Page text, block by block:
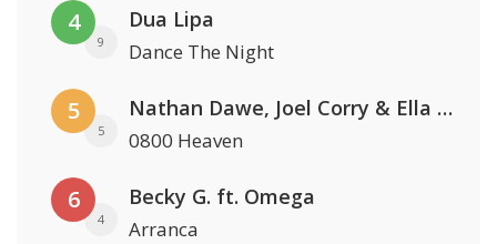
4
9
Dua Lipa
Dance The Night
5
5
Nathan Dawe, Joel Corry & Ella Henderson
0800 Heaven
6
4
Becky G. ft. Omega
Arranca